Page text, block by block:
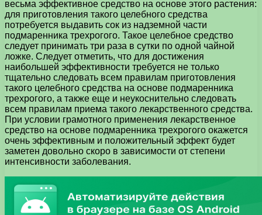
весьма эффективное средство на основе этого растения:
для приготовления такого целебного средства
потребуется выдавить сок из надземной части
подмаренника трехрогого. Такое целебное средство
следует принимать три раза в сутки по одной чайной
ложке. Следует отметить, что для достижения
наибольшей эффективности требуется не только
тщательно следовать всем правилам приготовления
такого целебного средства на основе подмаренника
трехрогого, а также еще и неукоснительно следовать
всем правилам приема такого лекарственного средства.
При условии грамотного применения лекарственное
средство на основе подмаренника трехрогого окажется
очень эффективным и положительный эффект будет
заметен довольно скоро в зависимости от степени
интенсивности заболевания.